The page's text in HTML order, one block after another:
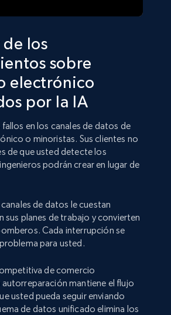
los
sobre
electrónico
por la IA
en los canales de datos de
o minoristas. Sus clientes no
de que usted detecte los
podrán crear en lugar de
de datos le cuestan
sus planes de trabajo y convierten
Cada interrupción se
para usted.
de comercio
mantiene el flujo
usted pueda seguir enviando
de datos unificado elimina los